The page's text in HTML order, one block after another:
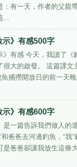
：有一天，作者的父親
...
示》有感500字
》有感 今天，我讀了《
很大的啟發。 這篇課文
魚捕撈開放日的前一天
示》有感600字
是一篇告訴我們做人的
和爸爸去河邊釣魚，“我
是爸爸卻讓我放生這條